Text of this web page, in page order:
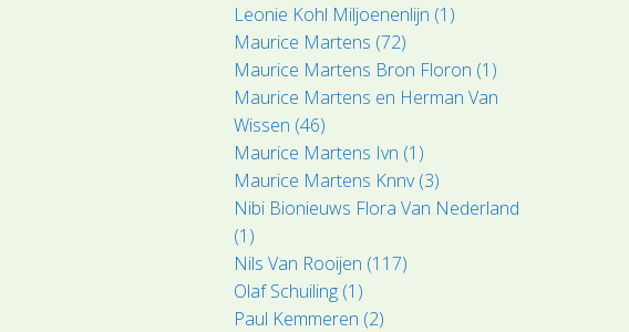
Leonie Kohl Miljoenenlijn (1)
Maurice Martens (72)
Maurice Martens Bron Floron (1)
Maurice Martens en Herman Van
Wissen (46)
Maurice Martens Ivn (1)
Maurice Martens Knnv (3)
Nibi Bionieuws Flora Van Nederland
(1)
Nils Van Rooijen (117)
Olaf Schuiling (1)
Paul Kemmeren (2)